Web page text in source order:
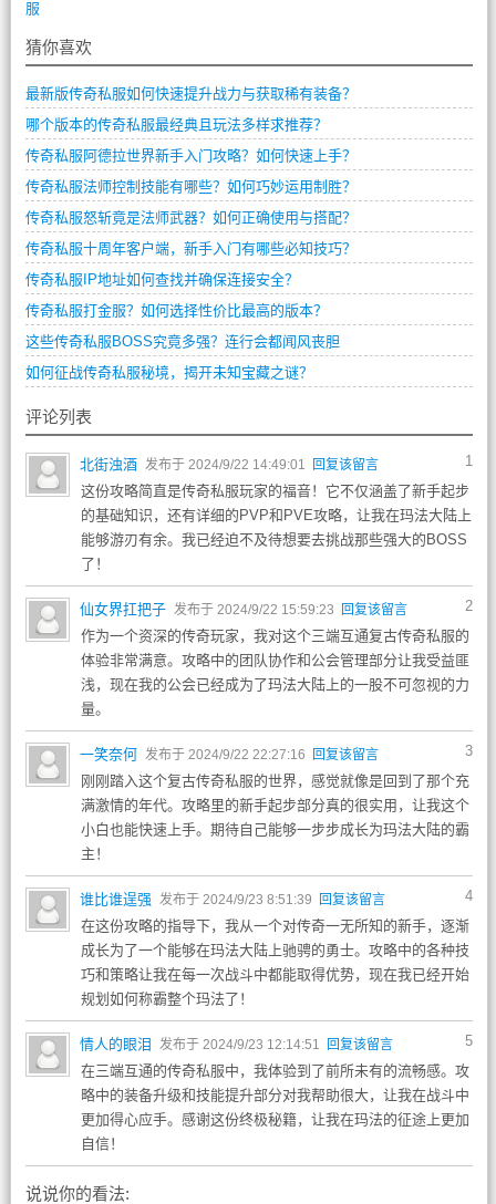
服
猜你喜欢
最新版传奇私服如何快速提升战力与获取稀有装备？
哪个版本的传奇私服最经典且玩法多样求推荐？
传奇私服阿德拉世界新手入门攻略？如何快速上手？
传奇私服法师控制技能有哪些？如何巧妙运用制胜？
传奇私服怒斩竟是法师武器？如何正确使用与搭配？
传奇私服十周年客户端，新手入门有哪些必知技巧？
传奇私服IP地址如何查找并确保连接安全？
传奇私服打金服？如何选择性价比最高的版本？
这些传奇私服BOSS究竟多强？连行会都闻风丧胆
如何征战传奇私服秘境，揭开未知宝藏之谜？
评论列表
1
北街浊酒 发布于 2024/9/22 14:49:01 回复该留言
这份攻略简直是传奇私服玩家的福音！它不仅涵盖了新手起步
的基础知识，还有详细的PVP和PVE攻略，让我在玛法大陆上
能够游刃有余。我已经迫不及待想要去挑战那些强大的BOSS
了！
2
仙女界扛把子 发布于 2024/9/22 15:59:23 回复该留言
作为一个资深的传奇玩家，我对这个三端互通复古传奇私服的
体验非常满意。攻略中的团队协作和公会管理部分让我受益匪
浅，现在我的公会已经成为了玛法大陆上的一股不可忽视的力
量。
3
一笑奈何 发布于 2024/9/22 22:27:16 回复该留言
刚刚踏入这个复古传奇私服的世界，感觉就像是回到了那个充
满激情的年代。攻略里的新手起步部分真的很实用，让我这个
小白也能快速上手。期待自己能够一步步成长为玛法大陆的霸
主！
4
谁比谁逞强 发布于 2024/9/23 8:51:39 回复该留言
在这份攻略的指导下，我从一个对传奇一无所知的新手，逐渐
成长为了一个能够在玛法大陆上驰骋的勇士。攻略中的各种技
巧和策略让我在每一次战斗中都能取得优势，现在我已经开始
规划如何称霸整个玛法了！
5
情人的眼泪 发布于 2024/9/23 12:14:51 回复该留言
在三端互通的传奇私服中，我体验到了前所未有的流畅感。攻
略中的装备升级和技能提升部分对我帮助很大，让我在战斗中
更加得心应手。感谢这份终极秘籍，让我在玛法的征途上更加
自信！
说说你的看法: